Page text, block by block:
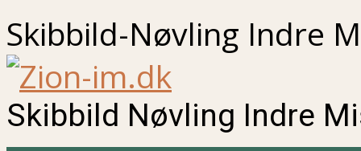
Skibbild-Nøvling Indre
Skibbild Nøvling Indre